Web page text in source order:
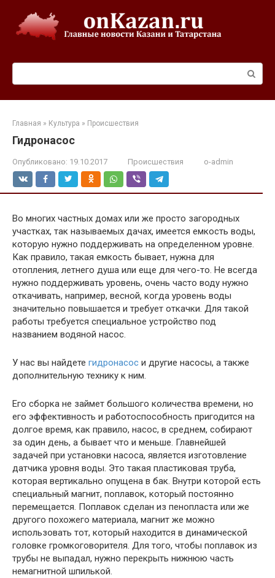
контенту
Главная » Культура » Происшествия
Гидронасос
Опубликовано: 19.10.2017 Происшествия o-admin
Во многих частных домах или же просто загородных
участках, так называемых дачах, имеется емкость воды,
которую нужно поддерживать на определенном уровне.
Как правило, такая емкость бывает, нужна для
отопления, летнего душа или еще для чего-то. Не всегда
нужно поддерживать уровень, очень часто воду нужно
откачивать, например, весной, когда уровень воды
значительно повышается и требует откачки. Для такой
работы требуется специальное устройство под
названием водяной насос.
У нас вы найдете гидронасос и другие насосы, а также
дополнительную технику к ним.
Его сборка не займет большого количества времени, но
его эффективность и работоспособность пригодится на
долгое время, как правило, насос, в среднем, собирают
за один день, а бывает что и меньше. Главнейшей
задачей при установки насоса, является изготовление
датчика уровня воды. Это такая пластиковая труба,
которая вертикально опущена в бак. Внутри которой есть
специальный магнит, поплавок, который постоянно
перемещается. Поплавок сделан из пенопласта или же
другого похожего материала, магнит же можно
использовать тот, который находится в динамической
головке громкоговорителя. Для того, чтобы поплавок из
трубы не выпадал, нужно перекрыть нижнюю часть
немагнитной шпилькой.